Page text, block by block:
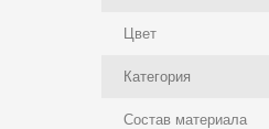
Цвет
Категория
Состав материала